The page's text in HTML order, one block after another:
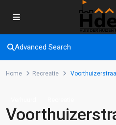
Advanced Search
Home Recreatie